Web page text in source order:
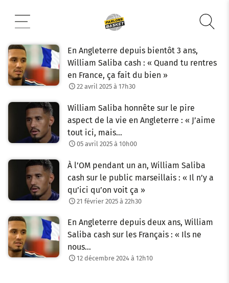
contenu
En Angleterre depuis bientôt 3 ans,
William Saliba cash : « Quand tu rentres
en France, ça fait du bien »
22 avril 2025 à 17h30
William Saliba honnête sur le pire
aspect de la vie en Angleterre : « J’aime
tout ici, mais…
05 avril 2025 à 10h00
À l’OM pendant un an, William Saliba
cash sur le public marseillais : « Il n’y a
qu’ici qu’on voit ça »
21 février 2025 à 22h30
En Angleterre depuis deux ans, William
Saliba cash sur les Français : « Ils ne
nous…
12 décembre 2024 à 12h10